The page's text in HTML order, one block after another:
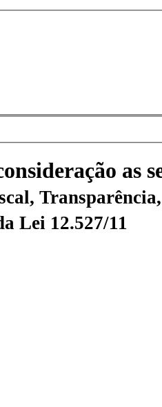
as
Lei 12.527/11